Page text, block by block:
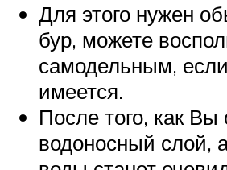
Для этого нужен
бур, можете
самодельным,
имеется.
После того, как
водоносный слой,